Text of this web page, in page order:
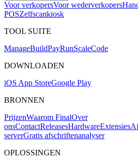
Voor verkopersVoor wederverkopers
POSZelfscankiosk
TOOL SUITE
ManageBuildPayRunScaleCode
DOWNLOADEN
iOS App StoreGoogle Play
BRONNEN
PrijzenWaarom FinalOver
onsContactReleasesHardwareExtensies
serverGratis afschriftenanalyser
OPLOSSINGEN